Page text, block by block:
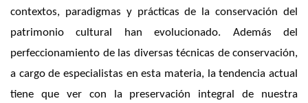
contextos, paradigmas y prácticas de la conservación del
patrimonio cultural han evolucionado. Además del
perfeccionamiento de las diversas técnicas de conservación,
a cargo de especialistas en esta materia, la tendencia actual
tiene que ver con la preservación integral de nuestra